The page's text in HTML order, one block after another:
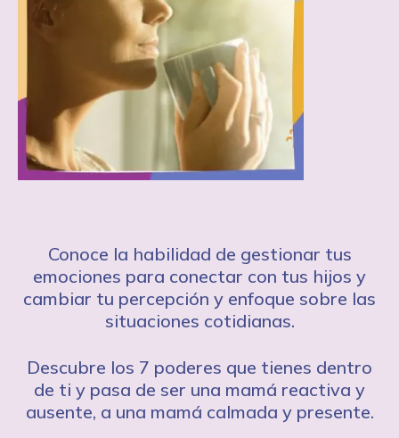
Conoce la habilidad de gestionar tus
emociones para conectar con tus hijos y
cambiar tu percepción y enfoque sobre las
situaciones cotidianas.
Descubre los 7 poderes que tienes dentro
de ti y pasa de ser una mamá reactiva y
ausente, a una mamá calmada y presente.